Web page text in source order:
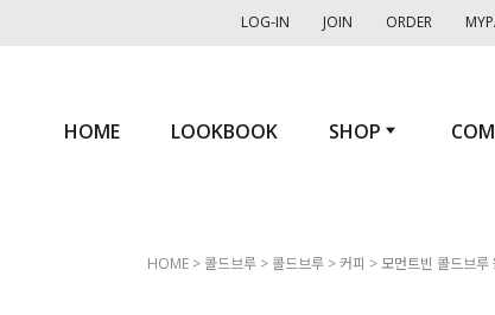
LOG-IN
JOIN
ORDER
HOME LOOKBOOK SHOP
HOME > 콜드브루 > 콜드브루 >커피 > 모먼트빈 콜드브